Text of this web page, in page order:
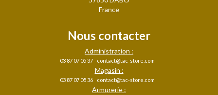
France
Nous contacter
Administration :
03 87 07 05 37 contact@tac-store.com
Magasin :
03 87 07 05 36 contact@tac-store.com
Armurerie :